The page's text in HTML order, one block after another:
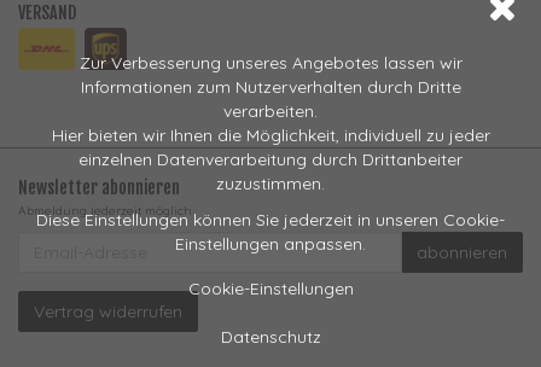
Zur Verbesserung unseres Angebotes lassen wir
Informationen zum Nutzerverhalten durch Dritte
verarbeiten.
Hier bieten wir Ihnen die Möglichkeit, individuell zu jeder
einzelnen Datenverarbeitung durch Drittanbeiter
zuzustimmen.
Diese Einstellungen können Sie jederzeit in unseren Cookie-
Einstellungen anpassen.
Cookie-Einstellungen
Datenschutz
VERSAND
Newsletter abonnieren
Abmeldung jederzeit möglich
abonnieren
Vertrag widerrufen